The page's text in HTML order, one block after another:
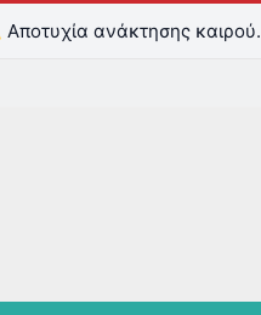
Αποτυχία ανάκτησης καιρού.